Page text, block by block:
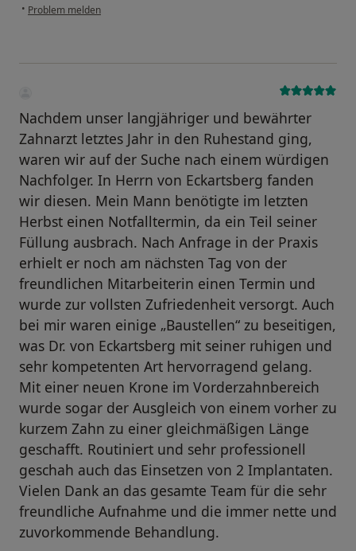
• Problem melden
Nachdem unser langjähriger und bewährter
Zahnarzt letztes Jahr in den Ruhestand ging,
waren wir auf der Suche nach einem würdigen
Nachfolger. In Herrn von Eckartsberg fanden
wir diesen. Mein Mann benötigte im letzten
Herbst einen Notfalltermin, da ein Teil seiner
Füllung ausbrach. Nach Anfrage in der Praxis
erhielt er noch am nächsten Tag von der
freundlichen Mitarbeiterin einen Termin und
wurde zur vollsten Zufriedenheit versorgt. Auch
bei mir waren einige „Baustellen“ zu beseitigen,
was Dr. von Eckartsberg mit seiner ruhigen und
sehr kompetenten Art hervorragend gelang.
Mit einer neuen Krone im Vorderzahnbereich
wurde sogar der Ausgleich von einem vorher zu
kurzem Zahn zu einer gleichmäßigen Länge
geschafft. Routiniert und sehr professionell
geschah auch das Einsetzen von 2 Implantaten.
Vielen Dank an das gesamte Team für die sehr
freundliche Aufnahme und die immer nette und
zuvorkommende Behandlung.